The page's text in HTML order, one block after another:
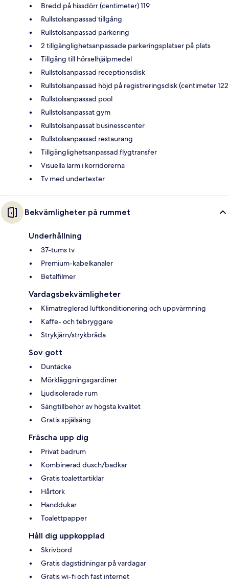
Bredd på hissdörr (centimeter) 119
Rullstolsanpassad tillgång
Rullstolsanpassad parkering
2 tillgänglighetsanpassade parkeringsplatser på plats
Tillgång till hörselhjälpmedel
Rullstolsanpassad receptionsdisk
Rullstolsanpassad höjd på registreringsdisk (centimeter 122
Rullstolsanpassad pool
Rullstolsanpassat gym
Rullstolsanpassat businesscenter
Rullstolsanpassad restaurang
Tillgänglighetsanpassad flygtransfer
Visuella larm i korridorerna
Tv med undertexter
Bekvämligheter på rummet
Underhållning
37-tums tv
Premium-kabelkanaler
Betalfilmer
Vardagsbekvämligheter
Klimatreglerad luftkonditionering och uppvärmning
Kaffe- och tebryggare
Strykjärn/strykbräda
Sov gott
Duntäcke
Mörkläggningsgardiner
Ljudisolerade rum
Sängtillbehör av högsta kvalitet
Gratis spjälsäng
Fräscha upp dig
Privat badrum
Kombinerad dusch/badkar
Gratis toalettartiklar
Hårtork
Handdukar
Toalettpapper
Håll dig uppkopplad
Skrivbord
Gratis dagstidningar på vardagar
Gratis wi-fi och fast internet